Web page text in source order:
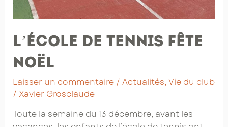
L’école de tennis fête
Noël
Laisser un commentaire / Actualités, Vie du club
/ Xavier Grosclaude
Toute la semaine du 13 décembre, avant les